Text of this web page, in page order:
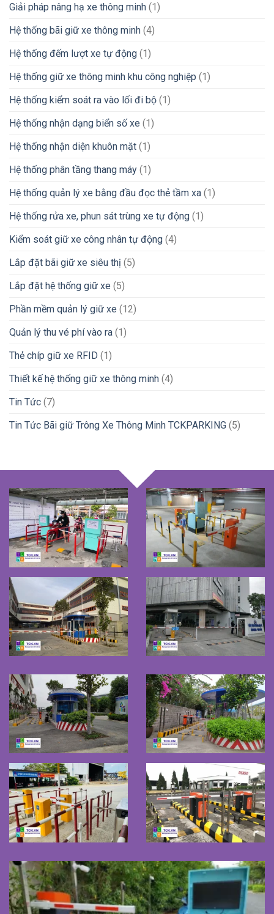
Giải pháp nâng hạ xe thông minh (1)
Hệ thống bãi giữ xe thông minh (4)
Hệ thống đếm lượt xe tự động (1)
Hệ thống giữ xe thông minh khu công nghiệp (1)
Hệ thống kiểm soát ra vào lối đi bộ (1)
Hệ thống nhận dạng biển số xe (1)
Hệ thống nhận diện khuôn mặt (1)
Hệ thống phân tầng thang máy (1)
Hệ thống quản lý xe bằng đầu đọc thẻ tầm xa (1)
Hệ thống rửa xe, phun sát trùng xe tự động (1)
Kiểm soát giữ xe công nhân tự động (4)
Lắp đặt bãi giữ xe siêu thị (5)
Lắp đặt hệ thống giữ xe (5)
Phần mềm quản lý giữ xe (12)
Quản lý thu vé phí vào ra (1)
Thẻ chíp giữ xe RFID (1)
Thiết kế hệ thống giữ xe thông minh (4)
Tin Tức (7)
Tin Tức Bãi giữ Trông Xe Thông Minh TCKPARKING (5)